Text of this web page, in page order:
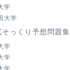
学
大学
そっくり予想問題集
学
学
学